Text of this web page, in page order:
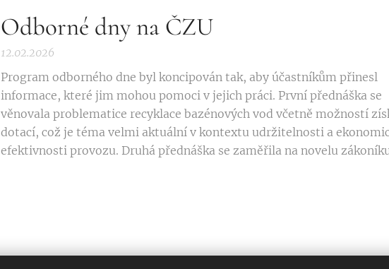
Odborné dny na ČZU
12.02.2026
Program odborného dne byl koncipován tak, aby účastníkům přinesl
informace, které jim mohou pomoci v jejich práci. První přednáška se
věnovala problematice recyklace bazénových vod včetně možností
dotací, což je téma velmi aktuální v kontextu udržitelnosti a
efektivnosti provozu. Druhá přednáška se zaměřila na novelu